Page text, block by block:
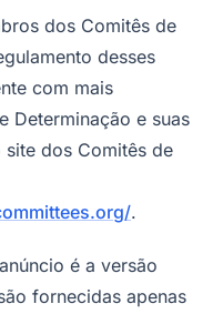
dos Comitês de
desses
com mais
Determinação e suas
dos Comitês de
.
é a versão
fornecidas apenas